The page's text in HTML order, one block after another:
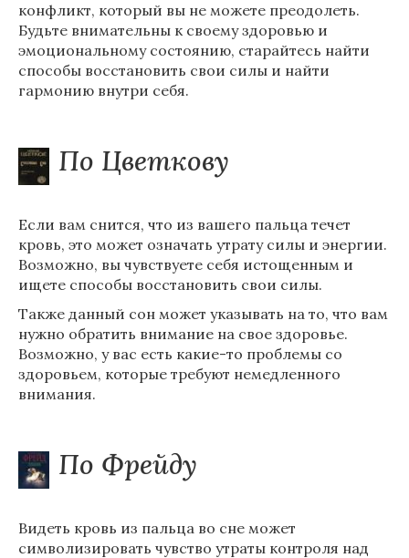
конфликт, который вы не можете преодолеть.
Будьте внимательны к своему здоровью и
эмоциональному состоянию, старайтесь найти
способы восстановить свои силы и найти
гармонию внутри себя.
По Цветкову
Если вам снится, что из вашего пальца течет
кровь, это может означать утрату силы и энергии.
Возможно, вы чувствуете себя истощенным и
ищете способы восстановить свои силы.
Также данный сон может указывать на то, что вам
нужно обратить внимание на свое здоровье.
Возможно, у вас есть какие-то проблемы со
здоровьем, которые требуют немедленного
внимания.
По Фрейду
Видеть кровь из пальца во сне может
символизировать чувство утраты контроля над